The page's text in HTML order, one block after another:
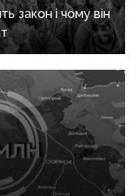
закон і чому він